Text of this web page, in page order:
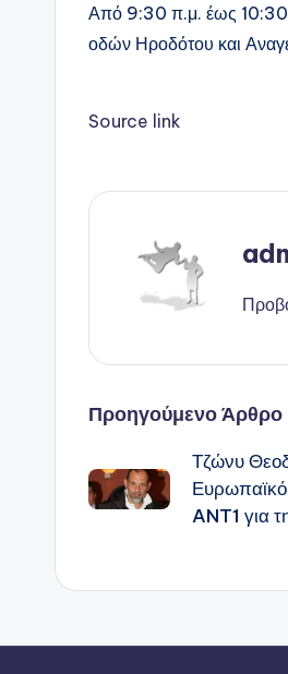
Από 9:30 π.μ. έως 10:30
οδών Ηροδότου και
Source link
Πλοήγηση
Προηγούμενο Άρθρο
Τζώνυ
Ευρωπαϊκό
ANT1 για